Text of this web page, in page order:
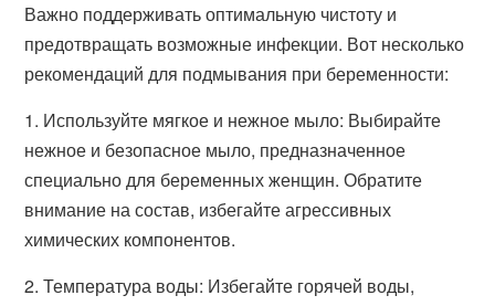
Важно поддерживать оптимальную чистоту и
предотвращать возможные инфекции. Вот несколько
рекомендаций для подмывания при беременности:
1. Используйте мягкое и нежное мыло: Выбирайте
нежное и безопасное мыло, предназначенное
специально для беременных женщин. Обратите
внимание на состав, избегайте агрессивных
химических компонентов.
2. Температура воды: Избегайте горячей воды,